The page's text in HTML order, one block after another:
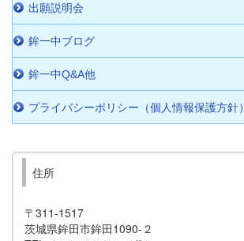
出願説明会
鉾一中ブログ
鉾一中Q&A他
プライバシーポリシー（個人情報保護方針）
住所
〒311-1517
茨城県鉾田市鉾田1090-２